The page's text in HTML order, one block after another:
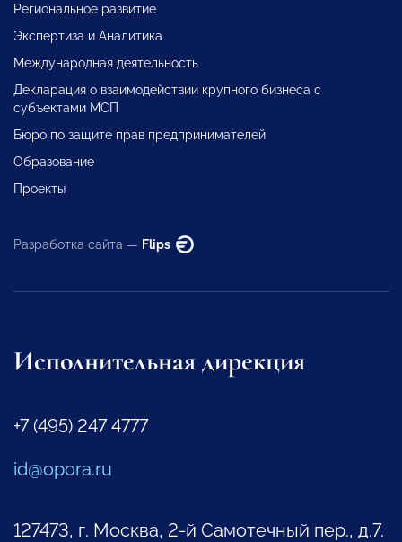
Региональное развитие
Экспертиза и Аналитика
Международная деятельность
Декларация о взаимодействии крупного бизнеса с
субъектами МСП
Бюро по защите прав предпринимателей
Образование
Проекты
Разработка сайта — Flips
Исполнительная дирекция
+7 (495) 247 4777
id@opora.ru
127473, г. Москва, 2-й Самотечный пер., д.7.